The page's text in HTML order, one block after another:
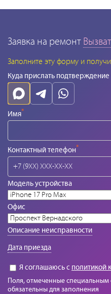
Заявка на ремонт
Заполните эту форму и
Куда прислать подтверждение
Имя*
Контактный телефон*
Модель устройства
Офис
Описание неисправности
Дата приезда
Я соглашаюсь с политикой
Поля, отмеченные
обязательны для заполнения